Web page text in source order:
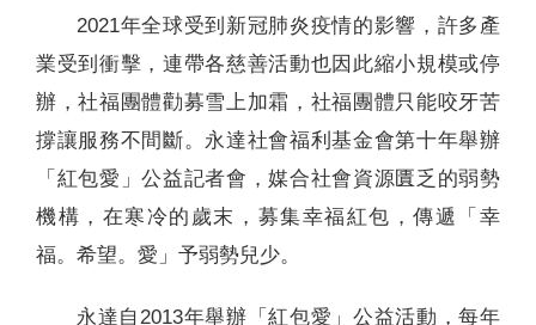
2021年全球受到新冠肺炎疫情的影響，許多產
業受到衝擊，連帶各慈善活動也因此縮小規模或停
辦，社福團體勸募雪上加霜，社福團體只能咬牙苦
撐讓服務不間斷。永達社會福利基金會第十年舉辦
「紅包愛」公益記者會，媒合社會資源匱乏的弱勢
機構，在寒冷的歲末，募集幸福紅包，傳遞「幸
福。希望。愛」予弱勢兒少。
永達自2013年舉辦「紅包愛」公益活動，每年